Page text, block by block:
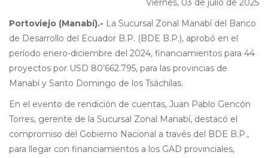
Viernes, 03 de julio de 2025
Portoviejo (Manabí).- La Sucursal Zonal Manabí del Banco
de Desarrollo del Ecuador B.P. (BDE B.P.), aprobó en el
período enero-diciembre del 2024, financiamientos para 44
proyectos por USD 80’662.795, para las provincias de
Manabí y Santo Domingo de los Tsáchilas.
En el evento de rendición de cuentas, Juan Pablo Gencón
Torres, gerente de la Sucursal Zonal Manabí, destacó el
compromiso del Gobierno Nacional a través del BDE B.P.,
para llegar con financiamientos a los GAD provinciales,